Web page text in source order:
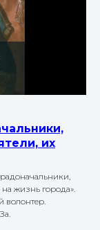
их
жизнь города».
волонтер.